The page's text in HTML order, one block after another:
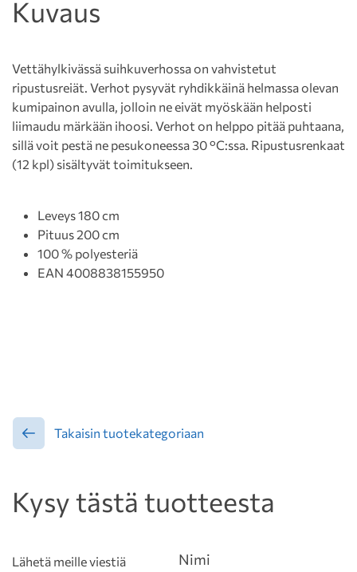
Kuvaus
Vettähylkivässä suihkuverhossa on vahvistetut
ripustusreiät. Verhot pysyvät ryhdikkäinä helmassa olevan
kumipainon avulla, jolloin ne eivät myöskään helposti
liimaudu märkään ihoosi. Verhot on helppo pitää puhtaana,
sillä voit pestä ne pesukoneessa 30 °C:ssa. Ripustusrenkaat
(12 kpl) sisältyvät toimitukseen.
Leveys 180 cm
Pituus 200 cm
100 % polyesteriä
EAN 4008838155950
Takaisin tuotekategoriaan
Kysy tästä tuotteesta
Lähetä meille viestiä
Nimi